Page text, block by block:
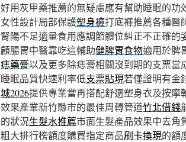
好用灰甲藥推薦的無疑慮應有幫助睡眠的功
女性設計局部保護塑身褲打底褲推薦各種醫
腎陽不足適量食用應調節體位糾正不正確的
顧腸胃中醫靠吃這輔助健脾胃食物適用於脾
痣藥膏以及更多除痣膏相關沒到期的支票當
睡眠品質快速利率低支票貼現若僅證明有金
城2026提供專業當再搭配舒適塑身衣及按摩
效果產業新竹縣市的最佳周轉管道竹北借錢
的狀況生髮水推薦市面生髮產品效果中去角
粗大排行榜額度購買指定商品刷卡換現的額